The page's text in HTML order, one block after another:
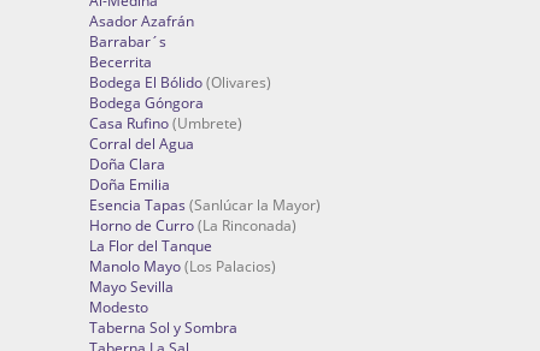
Asador Azafrán
Barrabar´s
Becerrita
Bodega El Bólido(Olivares)
Bodega Góngora
Casa Rufino(Umbrete)
Corral del Agua
Doña Clara
Doña Emilia
Esencia Tapas (Sanlúcar la Mayor)
Horno de Curro(La Rinconada)
La Flor del Tanque
Manolo Mayo(Los Palacios)
Mayo Sevilla
Modesto
Taberna Sol y Sombra